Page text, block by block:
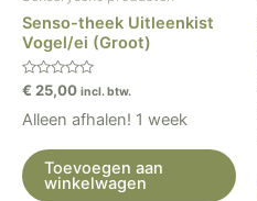
Senso-theek Uitleenkist
Vogel/ei (Groot)
Gewaardeerd
0
uit
5
€ 25,00 incl. btw.
Alleen afhalen! 1 week
Toevoegen aan
winkelwagen